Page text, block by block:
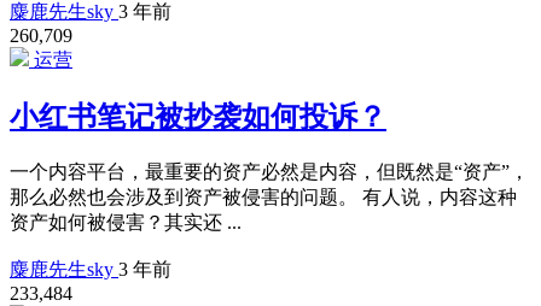
麋鹿先生sky 3 年前
260,709
运营
小红书笔记被抄袭如何投诉？
一个内容平台，最重要的资产必然是内容，但既然是“资产”，
那么必然也会涉及到资产被侵害的问题。 有人说，内容这种
资产如何被侵害？其实还 ...
麋鹿先生sky 3 年前
233,484